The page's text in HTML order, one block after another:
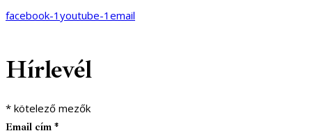
facebook-1 youtube-1 email
Hírlevél
* kötelező mezők
Email cím *